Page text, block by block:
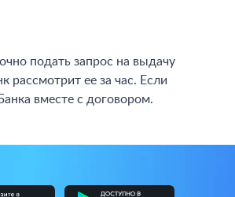
подать запрос на выдачу
рассмотрит ее за час. Если
вместе с договором.